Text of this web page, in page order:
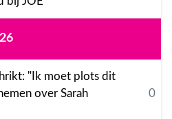
"Ik moet plots dit
over Sarah
0